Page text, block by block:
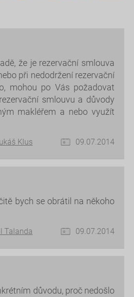
že je rezervační smlouva
při nedodržení rezervační
mohou po Vás požadovat
smlouvu a důvody
makléřem a nebo využít
Klus 09.07.2014
bych se obrátil na někoho
Talanda 09.07.2014
důvodu, proč nedošlo